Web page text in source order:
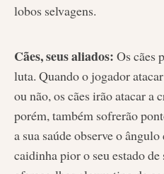
lobos selvagens.
Cães, seus aliados: Os cães
luta. Quando o jogador
ou não, os cães irão atacar a
porém, também sofrerão
a sua saúde observe o
caidinha pior o seu estado